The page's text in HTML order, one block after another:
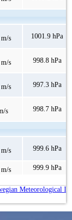
s 1001.9 hPa
s 998.8 hPa
s 997.3 hPa
s 998.7 hPa
s 999.6 hPa
s 999.9 hPa
Meteorological